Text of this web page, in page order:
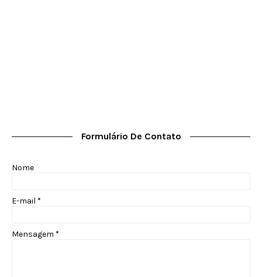
Formulário De Contato
Nome
E-mail *
Mensagem *